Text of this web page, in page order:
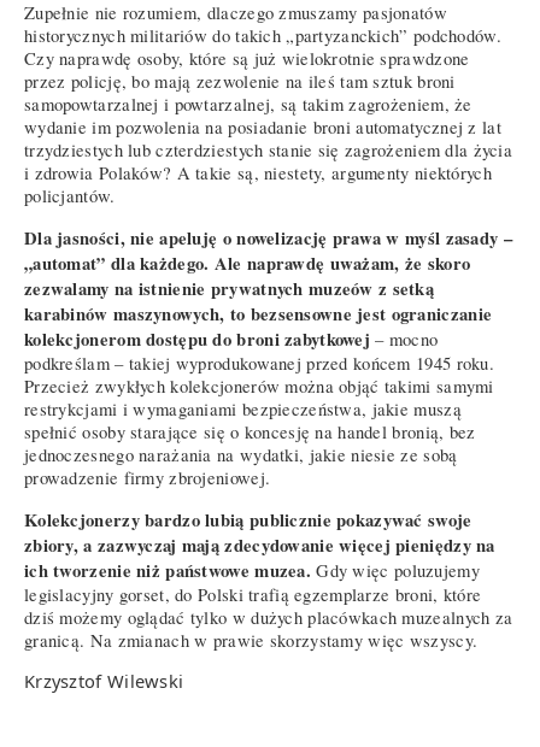
Zupełnie nie rozumiem, dlaczego zmuszamy pasjonatów
historycznych militariów do takich „partyzanckich” podchodów.
Czy naprawdę osoby, które są już wielokrotnie sprawdzone
przez policję, bo mają zezwolenie na ileś tam sztuk broni
samopowtarzalnej i powtarzalnej, są takim zagrożeniem, że
wydanie im pozwolenia na posiadanie broni automatycznej z lat
trzydziestych lub czterdziestych stanie się zagrożeniem dla życia
i zdrowia Polaków? A takie są, niestety, argumenty niektórych
policjantów.
Dla jasności, nie apeluję o nowelizację prawa w myśl zasady –
„automat” dla każdego. Ale naprawdę uważam, że skoro
zezwalamy na istnienie prywatnych muzeów z setką
karabinów maszynowych, to bezsensowne jest ograniczanie
kolekcjonerom dostępu do broni zabytkowej – mocno
podkreślam – takiej wyprodukowanej przed końcem 1945 roku.
Przecież zwykłych kolekcjonerów można objąć takimi samymi
restrykcjami i wymaganiami bezpieczeństwa, jakie muszą
spełnić osoby starające się o koncesję na handel bronią, bez
jednoczesnego narażania na wydatki, jakie niesie ze sobą
prowadzenie firmy zbrojeniowej.
Kolekcjonerzy bardzo lubią publicznie pokazywać swoje
zbiory, a zazwyczaj mają zdecydowanie więcej pieniędzy na
ich tworzenie niż państwowe muzea. Gdy więc poluzujemy
legislacyjny gorset, do Polski trafią egzemplarze broni, które
dziś możemy oglądać tylko w dużych placówkach muzealnych za
granicą. Na zmianach w prawie skorzystamy więc wszyscy.
Krzysztof Wilewski